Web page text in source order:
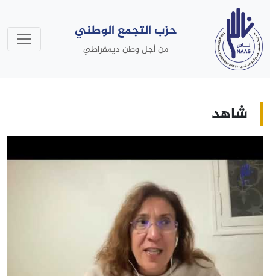
حزب التجمع الوطني
من أجل وطن ديمقراطي
شاهد